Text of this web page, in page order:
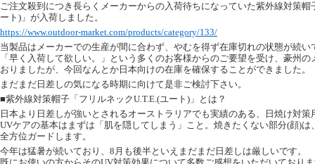
ご注文殺到につき長らくメーカーからの入荷待ちになっていた紫外線対策帽
ート)」が入荷しました。
https://www.outdoor-market.com/products/category/133/
当製品はメーカーでの生産が間に合わず、やむを得ず在庫切れの状態が続い
「早く入荷して欲しい。」という多くのお客様からのご要望を受け、豪州
おりましたが、今回なんとか日本向けの在庫を確保することができました。
まだまだ日差しの気になる時期に向けて是非ご検討下さい。
■紫外線対策帽子「フリルネックU.T.E.(ユート)」とは？
日本より日差しが強いとされるオーストラリアでも実績のある、日焼け対策
UVケアの基本はまずは「肌を隠してしまう」こと。焼きたくない部分(顔)
全方位ガードします。
今年は猛暑が続いており、8月も後半といえまだまだ日差しは厳しいです。